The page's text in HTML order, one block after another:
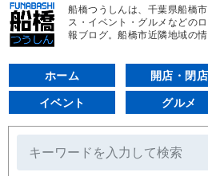
船橋つうしんは、千葉県船橋
ス・イベント・グルメなどの
報ブログ。船橋市近隣地域の情
ホーム 開店・閉店
イベント グルメ